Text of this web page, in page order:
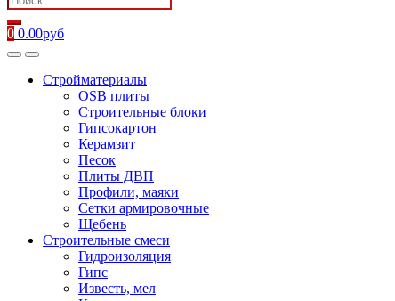
0 0.00руб
Стройматериалы
OSB плиты
Строительные блоки
Гипсокартон
Керамзит
Песок
Плиты ДВП
Профили, маяки
Сетки армировочные
Щебень
Строительные смеси
Гидроизоляция
Гипс
Известь, мел